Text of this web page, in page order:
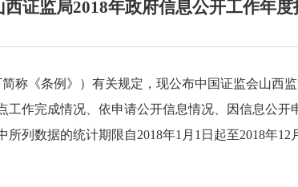
西证监局2018年政府信息公开工作年度
称《条例》）有关规定，现公布中国证监会山西
工作完成情况、依申请公开信息情况、因信息公
所列数据的统计期限自2018年1月 1 日起至2018年12